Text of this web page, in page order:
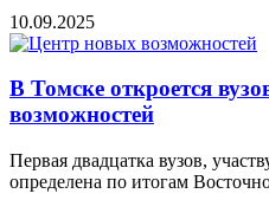
10.09.2025
В Томске откроется
возможностей
Первая двадцатка вузов,
определена по итогам